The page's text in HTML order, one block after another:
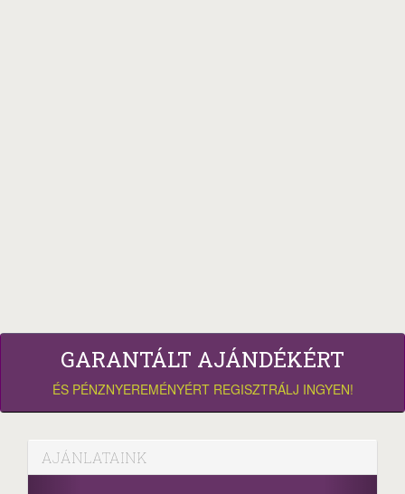
GARANTÁLT AJÁNDÉKÉRT
ÉS PÉNZNYEREMÉNYÉRT REGISZTRÁLJ INGYEN!
AJÁNLATAINK